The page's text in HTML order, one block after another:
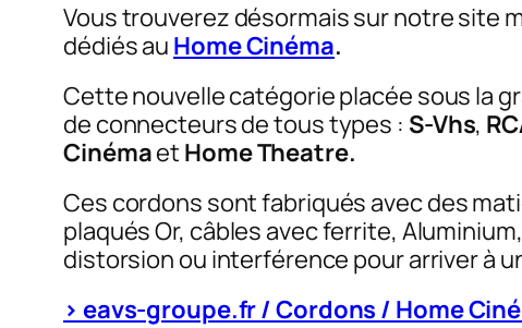
Vous trouverez désormais sur notre site
dédiés au Home Cinéma.
Cette nouvelle catégorie placée sous la
de connecteurs de tous types : S-Vhs,
Cinémaet Home Theatre.
Ces cordons sont fabriqués avec des
plaqués Or, câbles avec ferrite,
distorsion ou interférence pour arriver à
> eavs-groupe.fr / Cordons / Home